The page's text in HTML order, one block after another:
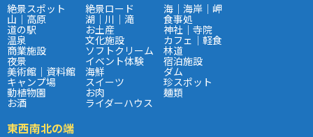
絶景スポット 絶景ロード 海｜海岸｜岬
山｜高原 湖｜川｜滝 食事処
道の駅 お土産 神社｜寺院
温泉 文化施設 カフェ｜軽食
商業施設 ソフトクリーム 林道
夜景 イベント体験 宿泊施設
美術館｜資料館 海鮮 ダム
キャンプ場 スイーツ 珍スポット
動植物園 お肉 麺類
お酒 ライダーハウス
東西南北の端